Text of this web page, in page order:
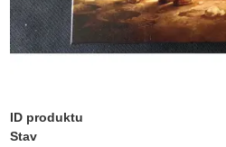
ID produktu
Stav